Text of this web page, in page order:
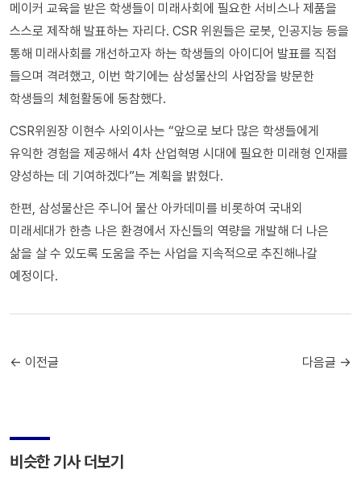
메이커 교육을 받은 학생들이 미래사회에 필요한 서비스나 제품을
스스로 제작해 발표하는 자리다. CSR 위원들은 로봇, 인공지능 등을
통해 미래사회를 개선하고자 하는 학생들의 아이디어 발표를 직접
들으며 격려했고, 이번 학기에는 삼성물산의 사업장을 방문한
학생들의 체험활동에 동참했다.
CSR위원장 이현수 사외이사는 “앞으로 보다 많은 학생들에게
유익한 경험을 제공해서 4차 산업혁명 시대에 필요한 미래형 인재를
양성하는 데 기여하겠다”는 계획을 밝혔다.
한편, 삼성물산은 주니어 물산 아카데미를 비롯하여 국내외
미래세대가 한층 나은 환경에서 자신들의 역량을 개발해 더 나은
삶을 살 수 있도록 도움을 주는 사업을 지속적으로 추진해나갈
예정이다.
← 이전글 다음글 →
비슷한 기사 더보기